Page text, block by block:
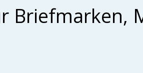
Briefmarken,